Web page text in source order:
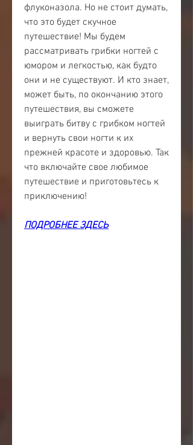
флуконазола. Но не стоит думать,
что это будет скучное
путешествие! Мы будем
рассматривать грибки ногтей с
юмором и легкостью, как будто
они и не существуют. И кто знает,
может быть, по окончанию этого
путешествия, вы сможете
выиграть битву с грибком ногтей
и вернуть свои ногти к их
прежней красоте и здоровью. Так
что включайте свое любимое
путешествие и приготовьтесь к
приключению!
ПОДРОБНЕЕ ЗДЕСЬ